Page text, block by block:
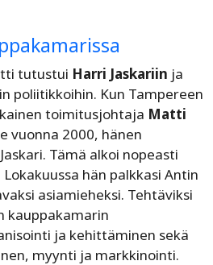
tutustui Harri Jaskariin ja
poliitikkoihin. Kun Tampereen
toimitusjohtaja Matti
vuonna 2000, hänen
Tämä alkoi nopeasti
hän palkkasi Antin
asiamieheksi. Tehtäviksi
kauppakamarin
ja kehittäminen sekä
myynti ja markkinointi.